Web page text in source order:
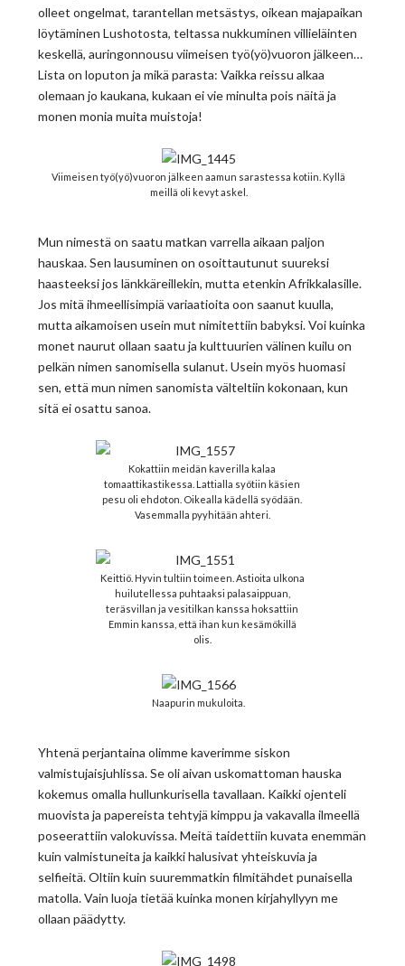
olleet ongelmat, tarantellan metsästys, oikean majapaikan
löytäminen Lushotosta, teltassa nukkuminen villieläinten
keskellä, auringonnousu viimeisen työ(yö)vuoron jälkeen…
Lista on loputon ja mikä parasta: Vaikka reissu alkaa
olemaan jo kaukana, kukaan ei vie minulta pois näitä ja
monen monia muita muistoja!
Viimeisen työ(yö)vuoron jälkeen aamun sarastessa kotiin. Kyllä
meillä oli kevyt askel.
Mun nimestä on saatu matkan varrella aikaan paljon
hauskaa. Sen lausuminen on osoittautunut suureksi
haasteeksi jos länkkäreillekin, mutta etenkin Afrikkalasille.
Jos mitä ihmeellisimpiä variaatioita oon saanut kuulla,
mutta aikamoisen usein mut nimitettiin babyksi. Voi kuinka
monet naurut ollaan saatu ja kulttuurien välinen kuilu on
pelkän nimen sanomisella sulanut. Usein myös huomasi
sen, että mun nimen sanomista välteltiin kokonaan, kun
sitä ei osattu sanoa.
Kokattiin meidän kaverilla kalaa
tomaattikastikessa. Lattialla syötiin käsien
pesu oli ehdoton. Oikealla kädellä syödään.
Vasemmalla pyyhitään ahteri.
Keittiö. Hyvin tultiin toimeen. Astioita ulkona
huilutellessa puhtaaksi palasaippuan,
teräsvillan ja vesitilkan kanssa hoksattiin
Emmin kanssa, että ihan kun kesämökillä
olis.
Naapurin mukuloita.
Yhtenä perjantaina olimme kaverimme siskon
valmistujaisjuhlissa. Se oli aivan uskomattoman hauska
kokemus omalla hullunkurisella tavallaan. Kaikki ojenteli
muovista ja papereista tehtyjä kimppu ja vakavalla ilmeellä
poseerattiin valokuvissa. Meitä taidettiin kuvata enemmän
kuin valmistuneita ja kaikki halusivat yhteiskuvia ja
selfieitä. Oltiin kuin suuremmatkin filmitähdet punaisella
matolla. Vain luoja tietää kuinka monen kirjahyllyyn me
ollaan päädytty.